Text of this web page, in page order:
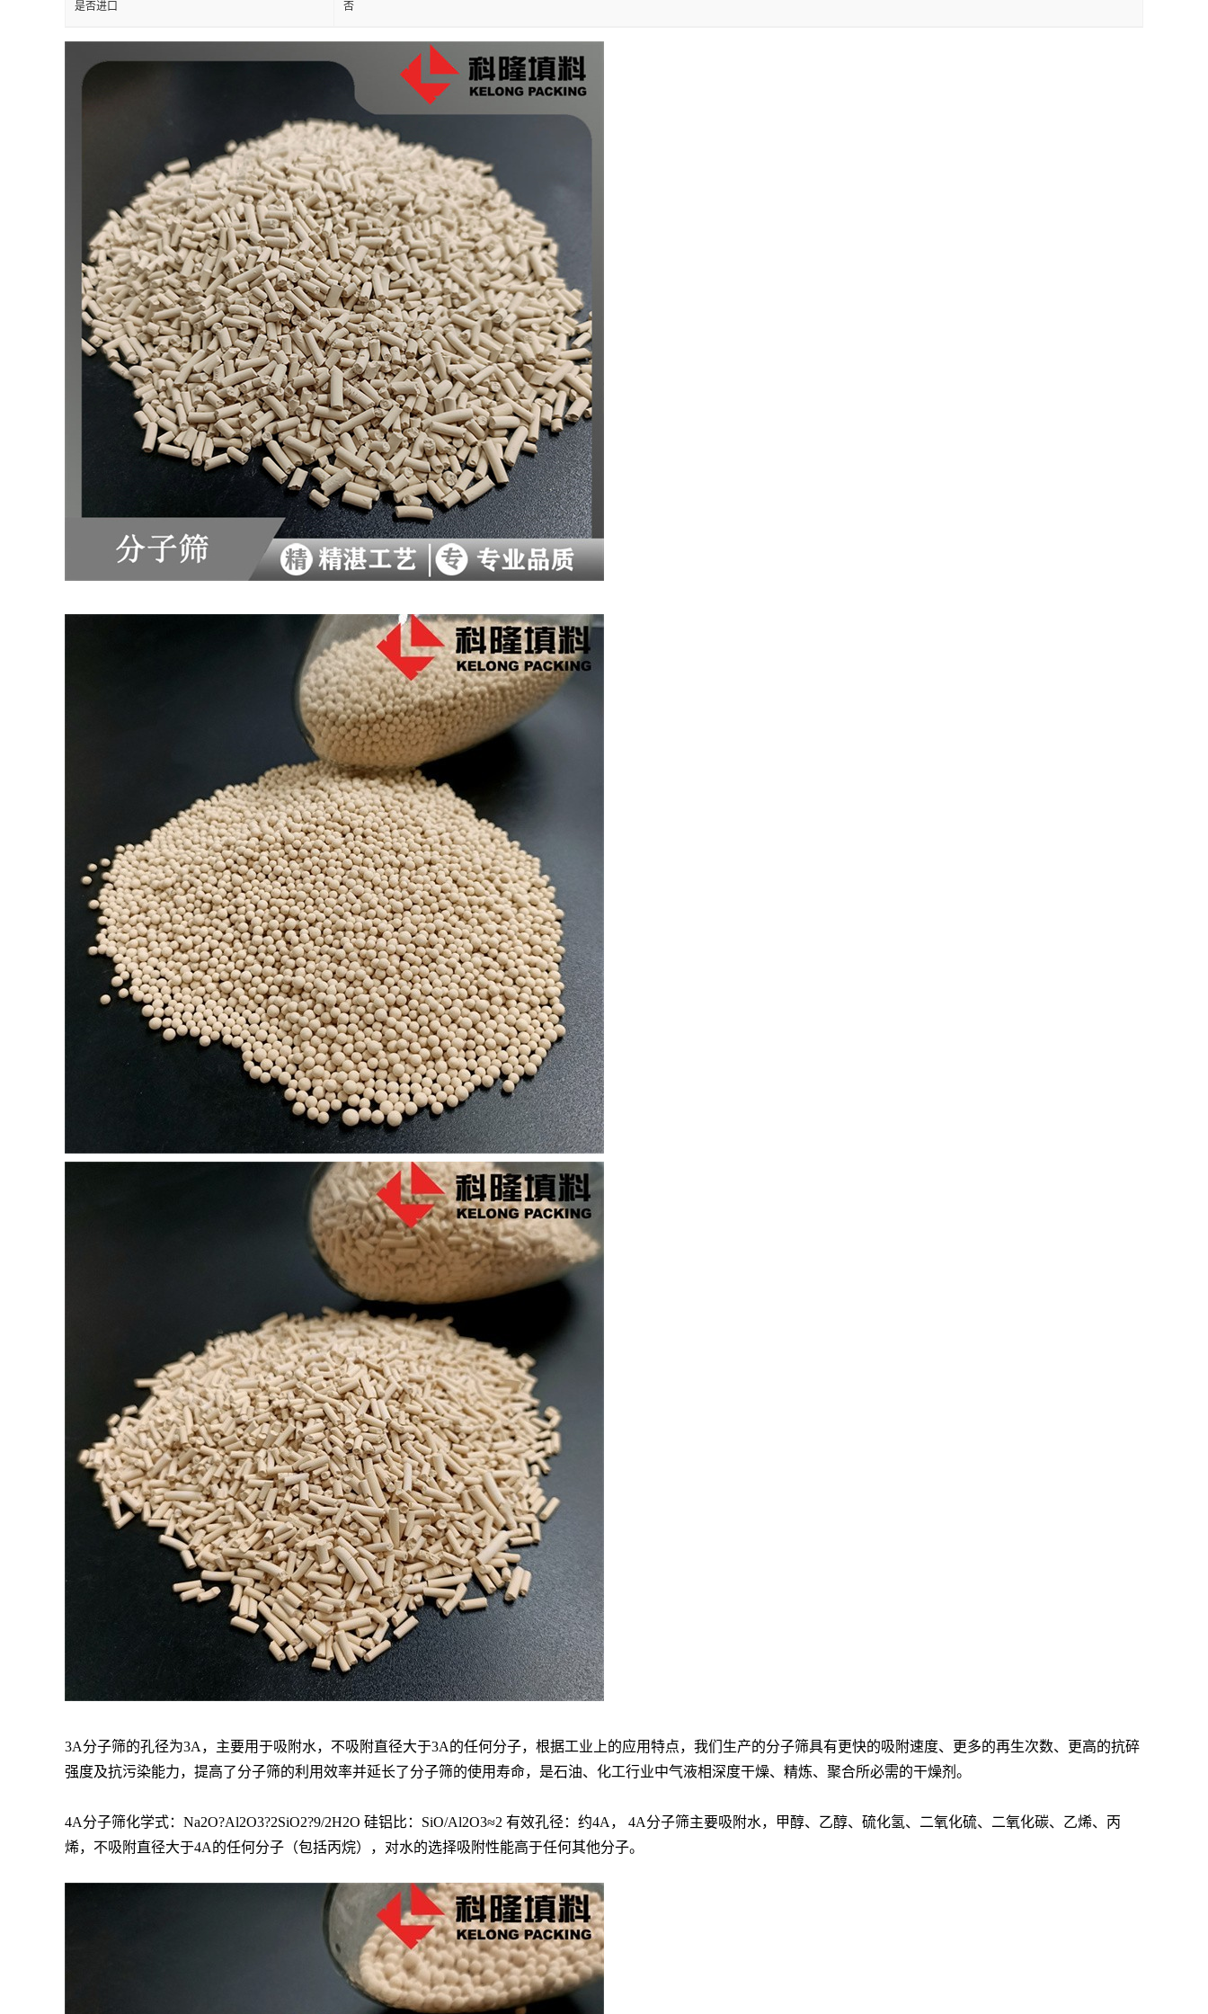
是否进口 否
3A分子筛的孔径为3A，主要用于吸附水，不吸附直径大于3A的任何分子，根据工业上的应用特点，我们生产的分子筛具有更快的吸附速度、更多的再生次数、更高的抗碎
强度及抗污染能力，提高了分子筛的利用效率并延长了分子筛的使用寿命，是石油、化工行业中气液相深度干燥、精炼、聚合所必需的干燥剂。
4A分子筛化学式：Na2O?Al2O3?2SiO2?9/2H2O 硅铝比：SiO/Al2O3≈2 有效孔径：约4A， 4A分子筛主要吸附水，甲醇、乙醇、硫化氢、二氧化硫、二氧化碳、乙烯、丙
烯，不吸附直径大于4A的任何分子（包括丙烷），对水的选择吸附性能高于任何其他分子。